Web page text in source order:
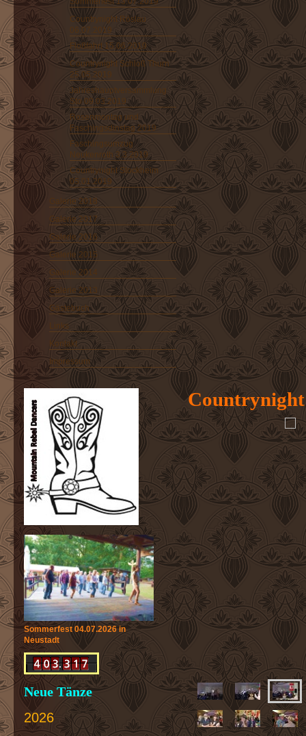
Countrynight Röslau
06.07.2019
Floßfahrt 15.06.2019
Countrynight Schloß Thurn
25.05.2019
Jahreshauptversammlung
Sto 09.03.2019
Rosenmontag und
Faschingsdinstag 2019
Faschingsumzug
Neukenroth 3.3.2019
Countrynight Stockheim
05.01.2019
Galerie 2018
Galerie 2017
Galerie 2016
Galerie 2015
Galerie 2014
Galerie 2013
Gästebuch
Links
Kontakt
Impressum
Countrynight
Sommerfest 04.07.2026 in
Neustadt
Neue Tänze
2026